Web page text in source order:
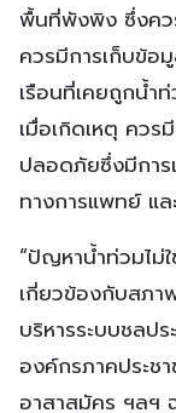
พื้นที่พังพิง ซึ่งคว
ควรมีการเก็บข้อ
เรือนที่เคยถูกน้ำ
เมื่อเกิดเหตุ คว
ปลอดภัยซึ่งมีการ
ทางการแพทย์ แ
“ปัญหาน้ำท่วมไม่
เกี่ยวข้องกับสภา
บริหารระบบชลป
องค์กรภาคประช
อาสาสมัคร ฯลฯ